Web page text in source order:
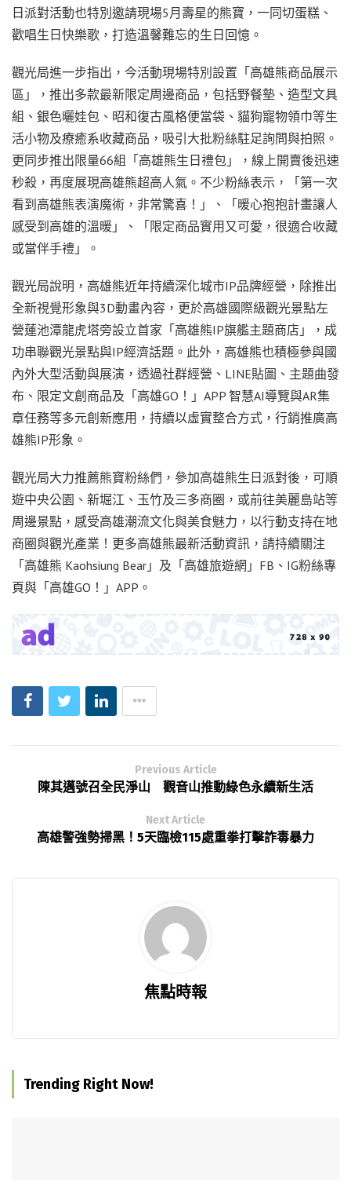
日派對活動也特別邀請現場5月壽星的熊寶，一同切蛋糕、
歡唱生日快樂歌，打造溫馨難忘的生日回憶。
觀光局進一步指出，今活動現場特別設置「高雄熊商品展示
區」，推出多款最新限定周邊商品，包括野餐墊、造型文具
組、銀色曬娃包、昭和復古風格便當袋、貓狗寵物領巾等生
活小物及療癒系收藏商品，吸引大批粉絲駐足詢問與拍照。
更同步推出限量66組「高雄熊生日禮包」，線上開賣後迅速
秒殺，再度展現高雄熊超高人氣。不少粉絲表示，「第一次
看到高雄熊表演魔術，非常驚喜！」、「暖心抱抱計畫讓人
感受到高雄的溫暖」、「限定商品實用又可愛，很適合收藏
或當伴手禮」。
觀光局說明，高雄熊近年持續深化城市IP品牌經營，除推出
全新視覺形象與3D動畫內容，更於高雄國際級觀光景點左
營蓮池潭龍虎塔旁設立首家「高雄熊IP旗艦主題商店」，成
功串聯觀光景點與IP經濟話題。此外，高雄熊也積極參與國
內外大型活動與展演，透過社群經營、LINE貼圖、主題曲發
布、限定文創商品及「高雄GO！」APP 智慧AI導覽與AR集
章任務等多元創新應用，持續以虛實整合方式，行銷推廣高
雄熊IP形象。
觀光局大力推薦熊寶粉絲們，參加高雄熊生日派對後，可順
遊中央公園、新堀江、玉竹及三多商圈，或前往美麗島站等
周邊景點，感受高雄潮流文化與美食魅力，以行動支持在地
商圈與觀光產業！更多高雄熊最新活動資訊，請持續關注
「高雄熊 Kaohsiung Bear」及「高雄旅遊網」FB、IG粉絲專
頁與「高雄GO！」APP。
Previous Article
陳其邁號召全民淨山 觀音山推動綠色永續新生活
Next Article
高雄警強勢掃黑！5天臨檢115處重拳打擊詐毒暴力
焦點時報
Trending Right Now!